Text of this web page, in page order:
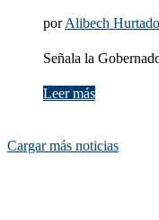
porAlibech Hurtado
Señala la
Leer más
Cargar más noticias